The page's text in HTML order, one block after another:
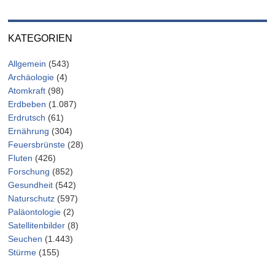
KATEGORIEN
Allgemein (543)
Archäologie (4)
Atomkraft (98)
Erdbeben (1.087)
Erdrutsch (61)
Ernährung (304)
Feuersbrünste (28)
Fluten (426)
Forschung (852)
Gesundheit (542)
Naturschutz (597)
Paläontologie (2)
Satellitenbilder (8)
Seuchen (1.443)
Stürme (155)